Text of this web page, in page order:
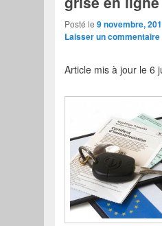
Posté le9 novembre,
Laisser un commentaire
Article mis à jour le 6